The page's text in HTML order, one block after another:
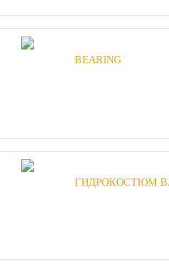
BEARING
ГИДРОКОСТЮМ